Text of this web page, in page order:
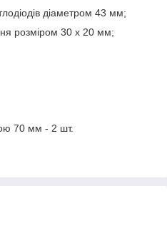
діаметром 43 мм;
розміром 30 х 20 мм;
70 мм - 2 шт.